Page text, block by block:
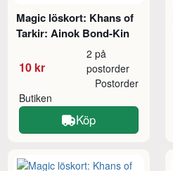
Magic löskort: Khans of
Tarkir: Ainok Bond-Kin
10 kr
2 på
postorder
Butiken
Postorder
Köp